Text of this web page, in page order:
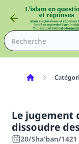
Le jugement
dissoudre
20/Sha'ban/